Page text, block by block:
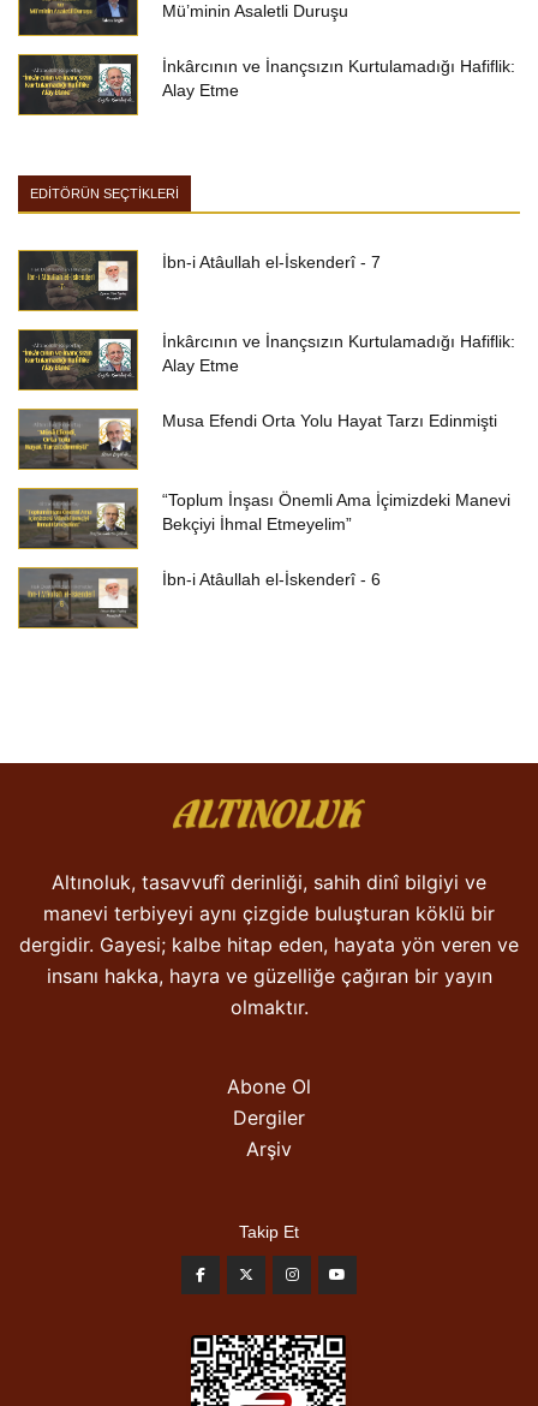
Mü’minin Asaletli Duruşu
İnkârcının ve İnançsızın Kurtulamadığı Hafiflik:
Alay Etme
EDİTÖRÜN SEÇTİKLERİ
İbn-i Atâullah el-İskenderî - 7
İnkârcının ve İnançsızın Kurtulamadığı Hafiflik:
Alay Etme
Musa Efendi Orta Yolu Hayat Tarzı Edinmişti
“Toplum İnşası Önemli Ama İçimizdeki Manevi
Bekçiyi İhmal Etmeyelim”
İbn-i Atâullah el-İskenderî - 6
Altınoluk, tasavvufî derinliği, sahih dinî bilgiyi ve
manevi terbiyeyi aynı çizgide buluşturan köklü bir
dergidir. Gayesi; kalbe hitap eden, hayata yön veren ve
insanı hakka, hayra ve güzelliğe çağıran bir yayın
olmaktır.
Abone Ol
Dergiler
Arşiv
Takip Et